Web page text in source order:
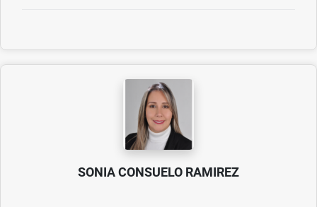
SONIA CONSUELO RAMIREZ